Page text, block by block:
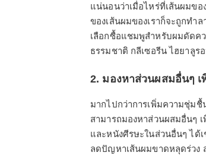
แน่นอนว่าเมื่อไหร่ที่เส้นผมขอ
ของเส้นผมของเราก็จะถูกทำ
เลือกซื้อแชมพูสำหรับผมดัดค
ธรรมชาติ กลีเซอรีน ไฮยาลูร
2. มองหาส่วนผสมอื่นๆ เ
มากไปกว่าการเพิ่มความชุ่ม
สามารถมองหาส่วนผสมอื่นๆ
และหนังศีรษะในส่วนอื่นๆ ได้
ลดปัญหาเส้นผมขาดหลุดร่วง